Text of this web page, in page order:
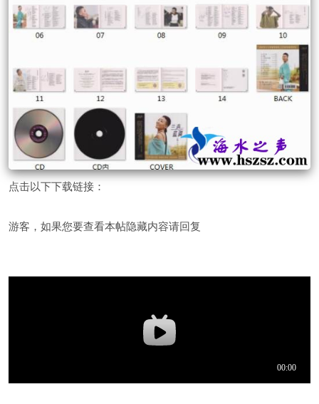
点击以下下载链接：
游客，如果您要查看本帖隐藏内容请回复